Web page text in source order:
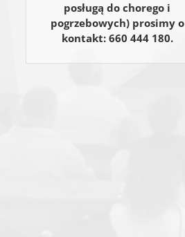
posługą do chorego i
pogrzebowych) prosimy o
kontakt: 660 444 180.